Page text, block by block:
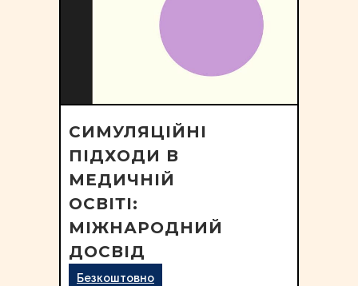
СИМУЛЯЦІЙНІ
ПІДХОДИ В
МЕДИЧНІЙ
ОСВІТІ:
МІЖНАРОДНИЙ
ДОСВІД
Безкоштовно